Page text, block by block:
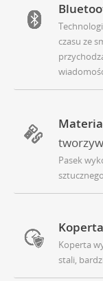
czasu ze
Pasek
Koperta
stali,